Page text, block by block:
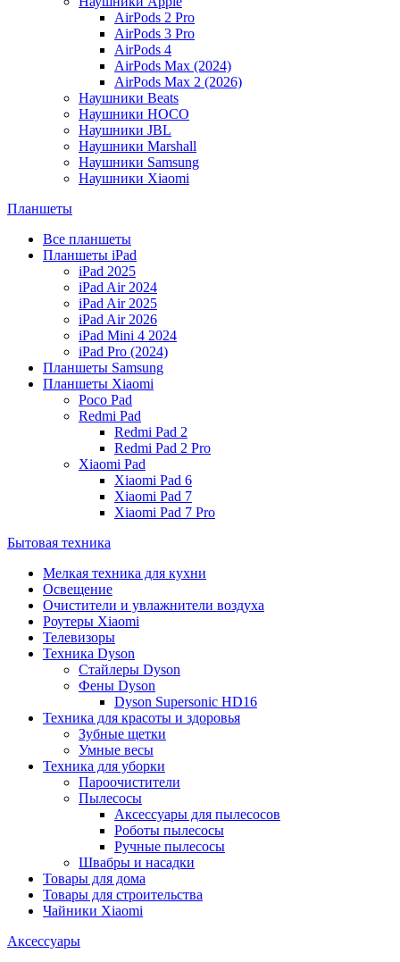
AirPods 2 Pro
AirPods 3 Pro
AirPods 4
AirPods Max (2024)
AirPods Max 2 (2026)
Наушники Beats
Наушники HOCO
Наушники JBL
Наушники Marshall
Наушники Samsung
Наушники Xiaomi
Планшеты
Все планшеты
Планшеты iPad
iPad 2025
iPad Air 2024
iPad Air 2025
iPad Air 2026
iPad Mini 4 2024
iPad Pro (2024)
Планшеты Samsung
Планшеты Xiaomi
Poco Pad
Redmi Pad
Redmi Pad 2
Redmi Pad 2 Pro
Xiaomi Pad
Xiaomi Pad 6
Xiaomi Pad 7
Xiaomi Pad 7 Pro
Бытовая техника
Мелкая техника для кухни
Освещение
Очистители и увлажнители воздуха
Роутеры Xiaomi
Телевизоры
Техника Dyson
Стайлеры Dyson
Фены Dyson
Dyson Supersonic HD16
Техника для красоты и здоровья
Зубные щетки
Умные весы
Техника для уборки
Пароочистители
Пылесосы
Аксессуары для пылесосов
Роботы пылесосы
Ручные пылесосы
Швабры и насадки
Товары для дома
Товары для строительства
Чайники Xiaomi
Аксессуары